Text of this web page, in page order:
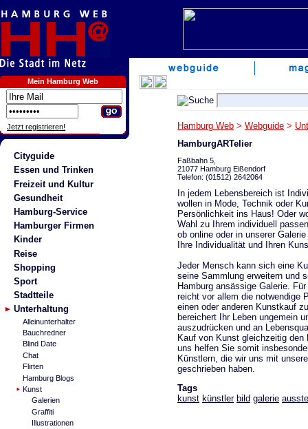
Mein Hamburg Web
Jetzt registrieren!
Cityguide
Essen und Trinken
Freizeit und Kultur
Gesundheit
Hamburg-Service
Hamburger Firmen
Kinder
Reise
Shopping
Sport
Stadtteile
Unterhaltung
Alleinunterhalter
Bauchredner
Blind Date
Chat
Flirten
Hamburg Blogs
Kunst
Galerien
Graffiti
Illustrationen
Hamburg Web > Webguide >
HamburgARTelier
Faßbahn 5,
21077 Hamburg Eißendorf
Telefon: (01512) 2642064
In jedem Lebensbereich ist
wollen in Mode, Technik oder
Persönlichkeit ins Haus! Oder
Wahl zu Ihrem individuell
ob online oder in unserer
Ihre Individualität und Ihren
Jeder Mensch kann sich eine
seine Sammlung erweitern und
Hamburg ansässige Galerie.
reicht vor allem die notwendige
einen oder anderen Kunstkauf
bereichert Ihr Leben ungemein
auszudrücken und an
Kauf von Kunst gleichzeitig den
uns helfen Sie somit
Künstlern, die wir uns mit
geschrieben haben.
Tags
kunst künstler bild galerie